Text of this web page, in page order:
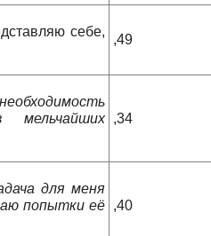
себе,
,49
,34
для меня
попытки её ,40